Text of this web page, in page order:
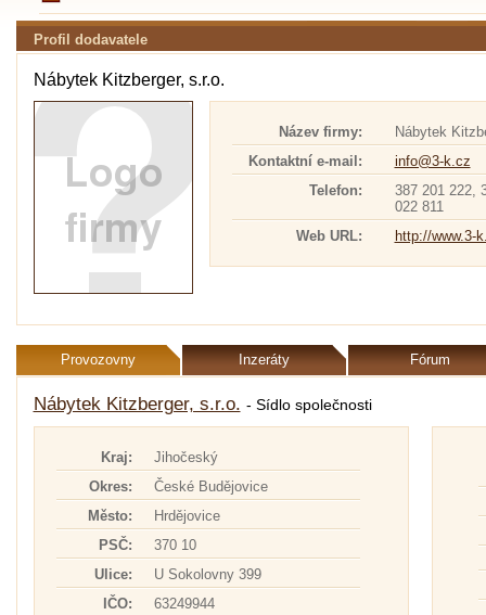
Profil dodavatele
Nábytek Kitzberger, s.r.o.
Název firmy:
Nábytek
Kontaktní e-mail:
info@3-k.cz
Telefon:
387 201 222,
022 811
Web URL:
http://www.3-
Provozovny Inzeráty Fórum
Nábytek Kitzberger, s.r.o. - Sídlo společnosti
Kraj:
Jihočeský
Okres:
České Budějovice
Město:
Hrdějovice
PSČ:
370 10
Ulice:
U Sokolovny 399
IČO:
63249944